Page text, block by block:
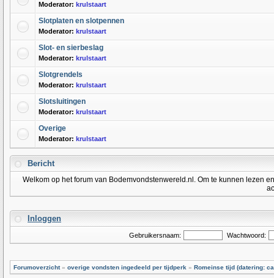
Moderator: krulstaart
Slotplaten en slotpennen
Moderator: krulstaart
Slot- en sierbeslag
Moderator: krulstaart
Slotgrendels
Moderator: krulstaart
Slotsluitingen
Moderator: krulstaart
Overige
Moderator: krulstaart
Bericht
Welkom op het forum van Bodemvondstenwereld.nl. Om te kunnen lezen
Inloggen
Gebruikersnaam: Wachtwoord:
Forumoverzicht» overige vondsten ingedeeld per tijdperk » Romeinse tijd (datering: